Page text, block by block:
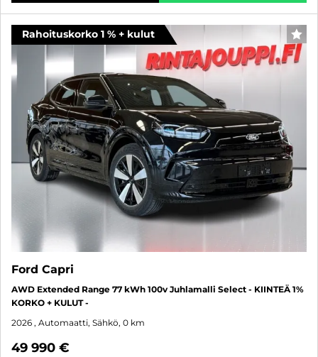
Rahoituskorko 1 % + kulut
Ford Capri
AWD Extended Range 77 kWh 100v Juhlamalli Select - KIINTEÄ 1%
KORKO + KULUT -
2026 , Automaatti, Sähkö, 0 km
49 990 €